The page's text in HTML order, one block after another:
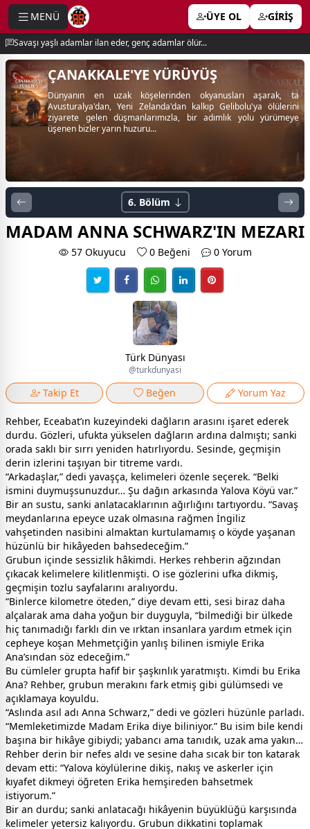
MENÜ ÜYE OL GİRİŞ
Savaşı yaşlı adamlar ilan eder, genç adamlar ölür...
ÇANAKKALE'YE YÜRÜYÜŞ
Dünyanın en uzak köşelerinden okyanusları aşarak, ta
Avusturalya'dan, Yeni Zelanda'dan kalkıp Gelibolu'ya ölülerini
ziyarete gelen düşmanlarımızla, bir adımlık yolu yürümeye
üşenen bizler yarın huzuru...
6. Bölüm
MADAM ANNA SCHWARZ'IN MEZARI
57 Okuyucu 0Beğeni 0 Yorum
Türk Dünyası
@turkdunyasi
Takip Et Beğen Yorum Yaz
Rehber, Eceabat’ın kuzeyindeki dağların arasını işaret ederek
durdu. Gözleri, ufukta yükselen dağların ardına dalmıştı; sanki
orada saklı bir sırrı yeniden hatırlıyordu. Sesinde, geçmişin
derin izlerini taşıyan bir titreme vardı.
“Arkadaşlar,” dedi yavaşça, kelimeleri özenle seçerek. “Belki
ismini duymuşsunuzdur… Şu dağın arkasında Yalova Köyü var.”
Bir an sustu, sanki anlatacaklarının ağırlığını tartıyordu. “Savaş
meydanlarına epeyce uzak olmasına rağmen İngiliz
vahşetinden nasibini almaktan kurtulamamış o köyde yaşanan
hüzünlü bir hikâyeden bahsedeceğim.”
Grubun içinde sessizlik hâkimdi. Herkes rehberin ağzından
çıkacak kelimelere kilitlenmişti. O ise gözlerini ufka dikmiş,
geçmişin tozlu sayfalarını aralıyordu.
“Binlerce kilometre öteden,” diye devam etti, sesi biraz daha
alçalarak ama daha yoğun bir duyguyla, “bilmediği bir ülkede
hiç tanımadığı farklı din ve ırktan insanlara yardım etmek için
cepheye koşan Mehmetçiğin yanlış bilinen ismiyle Erika
Ana’sından söz edeceğim.”
Bu cümleler grupta hafif bir şaşkınlık yaratmıştı. Kimdi bu Erika
Ana? Rehber, grubun merakını fark etmiş gibi gülümsedi ve
açıklamaya koyuldu.
“Aslında asıl adı Anna Schwarz,” dedi ve gözleri hüzünle parladı.
“Memleketimizde Madam Erika diye biliniyor.” Bu isim bile kendi
başına bir hikâye gibiydi; yabancı ama tanıdık, uzak ama yakın…
Rehber derin bir nefes aldı ve sesine daha sıcak bir ton katarak
devam etti: “Yalova köylülerine dikiş, nakış ve askerler için
kıyafet dikmeyi öğreten Erika hemşireden bahsetmek
istiyorum.”
Bir an durdu; sanki anlatacağı hikâyenin büyüklüğü karşısında
kelimeler yetersiz kalıyordu. Grubun dikkatini toplamak
menu